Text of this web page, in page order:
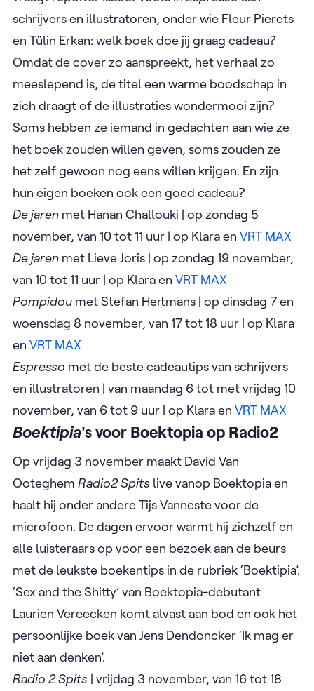
schrijvers en illustratoren, onder wie Fleur Pierets
en Tülin Erkan: welk boek doe jij graag cadeau?
Omdat de cover zo aanspreekt, het verhaal zo
meeslepend is, de titel een warme boodschap in
zich draagt of de illustraties wondermooi zijn?
Soms hebben ze iemand in gedachten aan wie ze
het boek zouden willen geven, soms zouden ze
het zelf gewoon nog eens willen krijgen. En zijn
hun eigen boeken ook een goed cadeau?
De jaren met Hanan Challouki | op zondag 5
november, van 10 tot 11 uur | op Klara en VRT MAX
De jaren met Lieve Joris | op zondag 19 november,
van 10 tot 11 uur | op Klara en VRT MAX
Pompidou met Stefan Hertmans | op dinsdag 7 en
woensdag 8 november, van 17 tot 18 uur | op Klara
en VRT MAX
Espresso met de beste cadeautips van schrijvers
en illustratoren | van maandag 6 tot met vrijdag 10
november, van 6 tot 9 uur | op Klara en VRT MAX
Boektipia's voor Boektopia op Radio2
Op vrijdag 3 november maakt David Van
Ooteghem Radio2 Spits live vanop Boektopia en
haalt hij onder andere Tijs Vanneste voor de
microfoon. De dagen ervoor warmt hij zichzelf en
alle luisteraars op voor een bezoek aan de beurs
met de leukste boekentips in de rubriek ‘Boektipia’.
‘Sex and the Shitty’ van Boektopia-debutant
Laurien Vereecken komt alvast aan bod en ook het
persoonlijke boek van Jens Dendoncker ‘Ik mag er
niet aan denken’.
Radio 2 Spits | vrijdag 3 november, van 16 tot 18